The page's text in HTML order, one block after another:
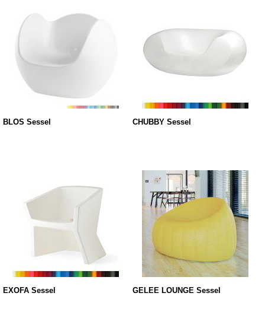
BLOS Sessel CHUBBY Sessel
EXOFA Sessel GELEE LOUNGE Sessel